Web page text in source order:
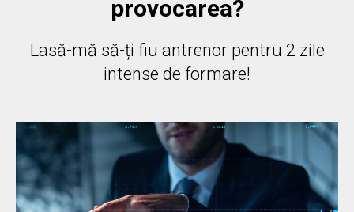
provocarea?
Lasă-mă să-ți fiu antrenor pentru 2 zile
intense de formare!